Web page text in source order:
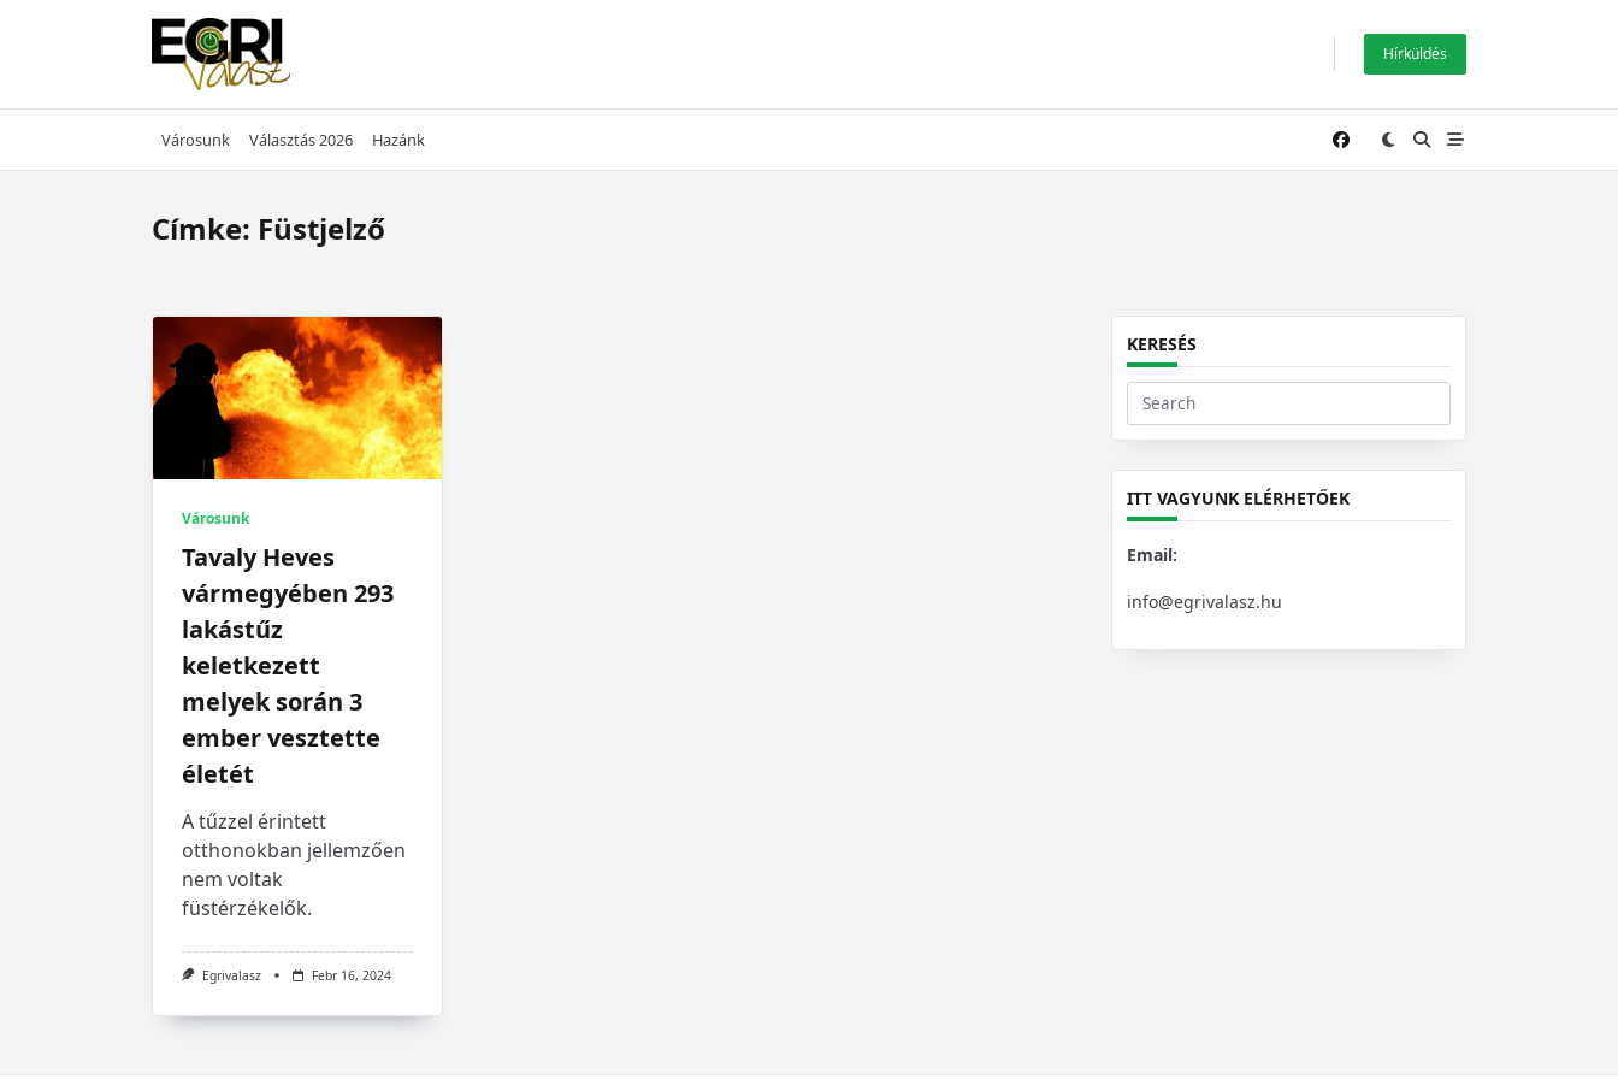
Hírküldés
Városunk Választás 2026 Hazánk
Címke: Füstjelző
Városunk
Tavaly Heves
vármegyében 293
lakástűz
keletkezett
melyek során 3
ember vesztette
életét
A tűzzel érintett
otthonokban jellemzően
nem voltak
füstérzékelők.
Egrivalasz Febr 16, 2024
KERESÉS
Search
for:
ITT VAGYUNK ELÉRHETŐEK
Email:
info@egrivalasz.hu